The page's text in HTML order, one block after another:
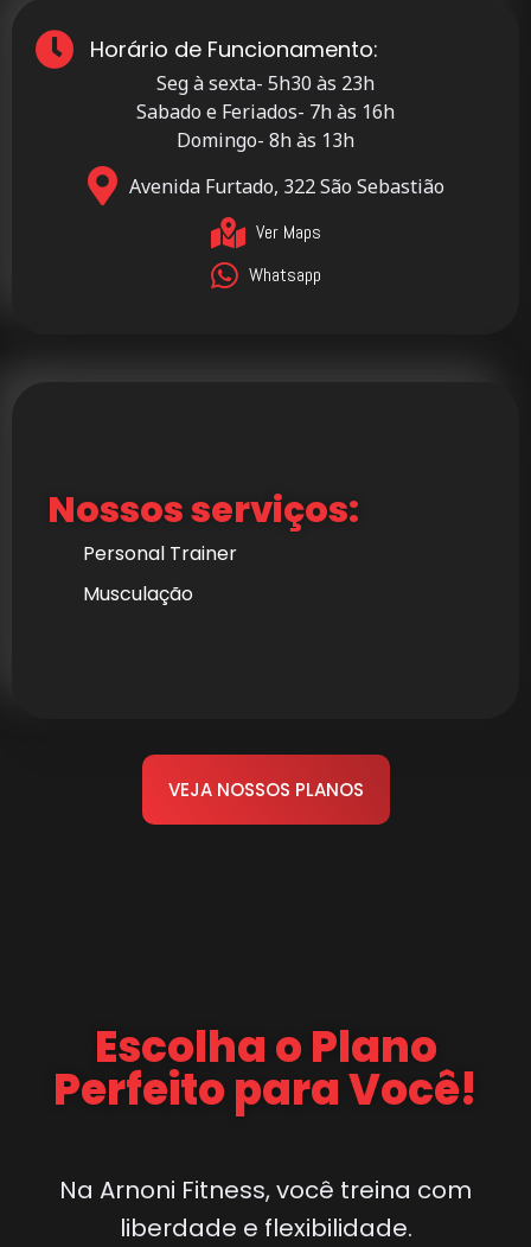
Horário de Funcionamento:
Seg à sexta- 5h30 às 23h
Sabado e Feriados- 7h às 16h
Domingo- 8h às 13h
Avenida Furtado, 322 São Sebastião
Ver Maps
Whatsapp
Nossos serviços:
Personal Trainer
Musculação
VEJA NOSSOS PLANOS
Escolha o Plano
Perfeito para Você!
Na Arnoni Fitness, você treina com
liberdade e flexibilidade.